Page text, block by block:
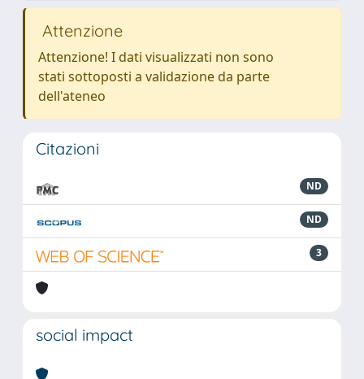
Attenzione
Attenzione! I dati visualizzati non sono
stati sottoposti a validazione da parte
dell'ateneo
Citazioni
ND
ND
3
social impact